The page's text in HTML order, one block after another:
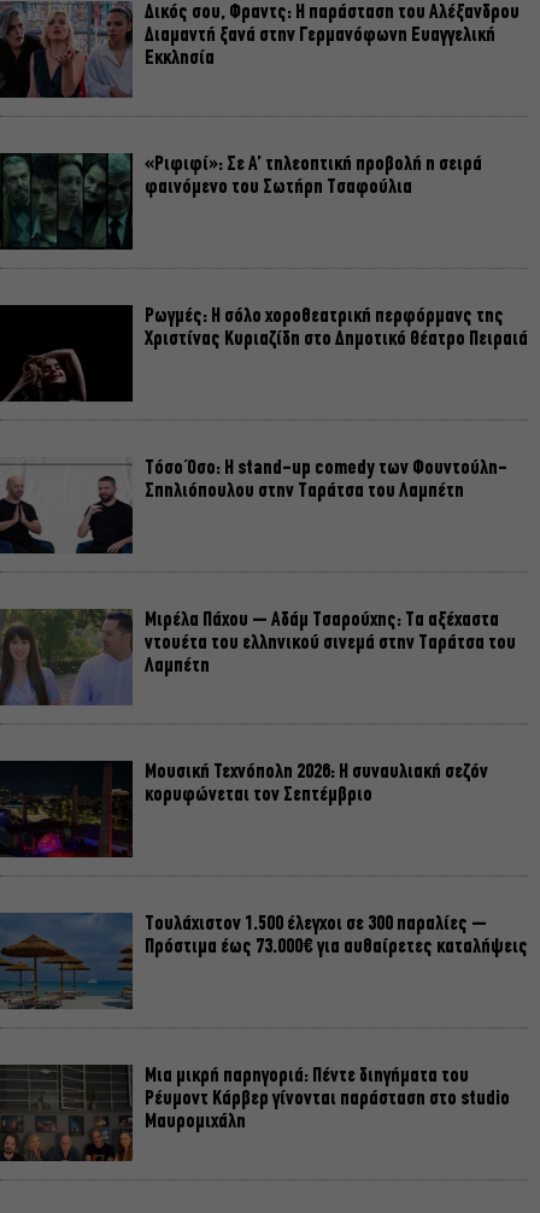
Δικός σου, Φραντς: Η παράσταση του Αλέξανδρου
Διαμαντή ξανά στην Γερμανόφωνη Ευαγγελική
Εκκλησία
«Ριφιφί»: Σε Α’ τηλεοπτική προβολή η σειρά
φαινόμενο του Σωτήρη Τσαφούλια
Ρωγμές: Η σόλο χοροθεατρική περφόρμανς της
Χριστίνας Κυριαζίδη στο Δημοτικό Θέατρο Πειραιά
Τόσο Όσο: Η stand-up comedy των Φουντούλη-
Σπηλιόπουλου στην Ταράτσα του Λαμπέτη
Μιρέλα Πάχου – Αδάμ Τσαρούχης: Τα αξέχαστα
ντουέτα του ελληνικού σινεμά στην Ταράτσα του
Λαμπέτη
Μουσική Τεχνόπολη 2026: Η συναυλιακή σεζόν
κορυφώνεται τον Σεπτέμβριο
Τουλάχιστον 1.500 έλεγχοι σε 300 παραλίες –
Πρόστιμα έως 73.000€ για αυθαίρετες καταλήψεις
Μια μικρή παρηγοριά: Πέντε διηγήματα του
Ρέυμοντ Κάρβερ γίνονται παράσταση στο studio
Μαυρομιχάλη